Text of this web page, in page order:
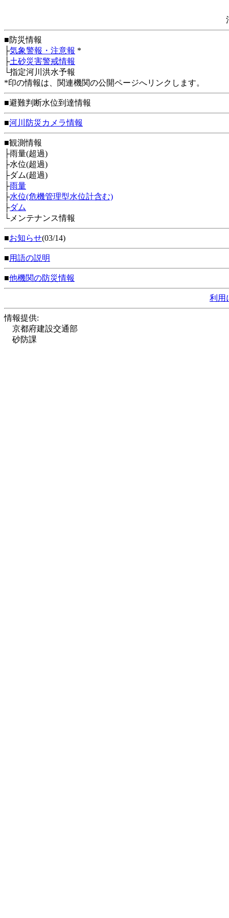
■防災情報
├気象警報・注意報 *
├土砂災害警戒情報
└指定河川洪水予報
*印の情報は、関連機関の公開ページへリンクします。
■避難判断水位到達情報
■河川防災カメラ情報
■観測情報
├雨量(超過)
├水位(超過)
├ダム(超過)
├雨量
├水位(危機管理型水位計含む)
├ダム
└メンテナンス情報
■お知らせ(03/14)
■用語の説明
■他機関の防災情報
利用
情報提供:
京都府建設交通部
砂防課